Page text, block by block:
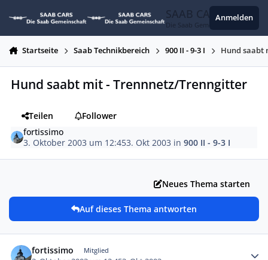
SAAB CARS
Die Saab Gemeinschaft
Anmelden
Startseite Saab Technikbereich 900 II - 9-3 I Hund saabt
Hund saabt mit - Trennnetz/Trenngitter
Teilen
Follower
fortissimo
3. Oktober 2003 um 12:453. Okt 2003 in900 II - 9-3 I
Neues Thema starten
Auf dieses Thema antworten
fortissimo Mitglied